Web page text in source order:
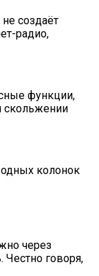
создаёт
радио,
функции,
скольжении
колонок
через
Честно говоря,